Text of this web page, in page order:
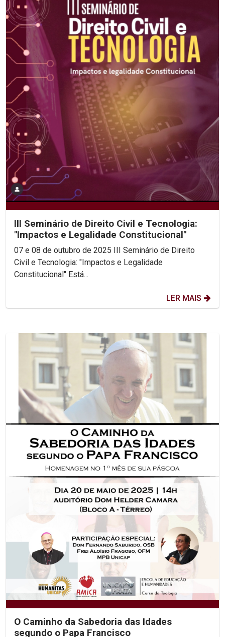
III Seminário de Direito Civil e Tecnologia:
"Impactos e Legalidade Constitucional"
07 e 08 de outubro de 2025 III Seminário de Direito
Civil e Tecnologia: "Impactos e Legalidade
Constitucional" Está...
LER MAIS
O Caminho da Sabedoria das Idades
segundo o Papa Francisco